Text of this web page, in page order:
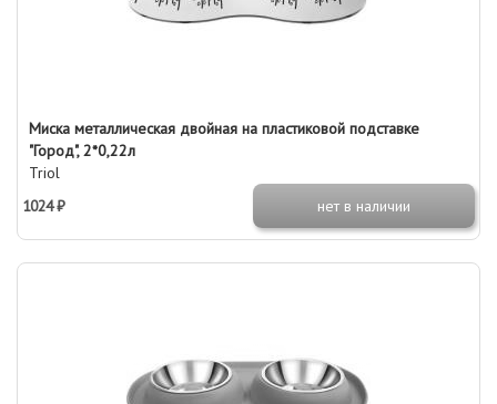
Миска металлическая двойная на пластиковой подставке
"Город", 2*0,22л
Triol
1024 ₽
нет в наличии